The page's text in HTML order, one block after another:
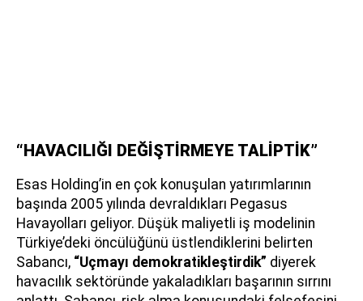
“HAVACILIĞI DEĞİŞTİRMEYE TALİPTİK”
Esas Holding’in en çok konuşulan yatırımlarının
başında 2005 yılında devraldıkları Pegasus
Havayolları geliyor. Düşük maliyetli iş modelinin
Türkiye’deki öncülüğünü üstlendiklerini belirten
Sabancı, “Uçmayı demokratikleştirdik” diyerek
havacılık sektöründe yakaladıkları başarının sırrını